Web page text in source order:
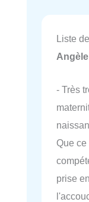
Liste
- Très
Que ce
prise